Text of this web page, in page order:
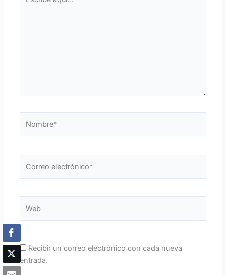
electrónico*
Recibir un correo electrónico con cada nueva
entrada.